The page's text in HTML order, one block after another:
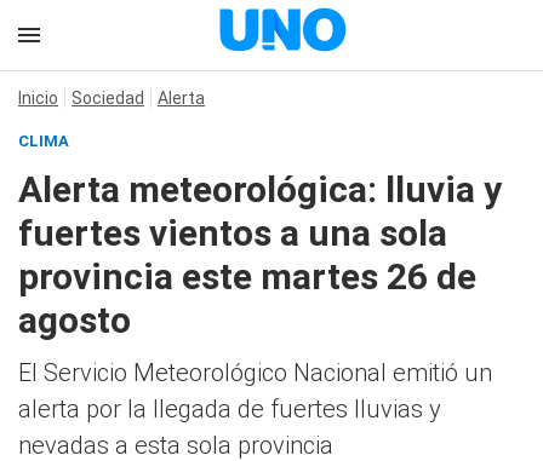
Inicio Sociedad Alerta
CLIMA
Alerta meteorológica: lluvia y
fuertes vientos a una sola
provincia este martes 26 de
agosto
El Servicio Meteorológico Nacional emitió un
alerta por la llegada de fuertes lluvias y
nevadas a esta sola provincia